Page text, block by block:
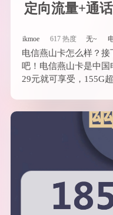
定向流量+通
ikmoe 617 热度 无~
电信燕山卡怎么样？
吧！电信燕山卡是中
29元就可享受，155G